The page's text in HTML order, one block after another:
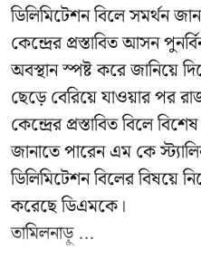
ডিলিমিটেশন বিলে সমর্থন
কেন্দ্রের প্রস্তাবিত আসন
অবস্থান স্পষ্ট করে জানিয়ে
ছেড়ে বেরিয়ে যাওয়ার পর
কেন্দ্রের প্রস্তাবিত বিলে
জানাতে পারেন এম কে
ডিলিমিটেশন বিলের বিষয়ে
করেছে ডিএমকে।
তামিলনাড়ু ...